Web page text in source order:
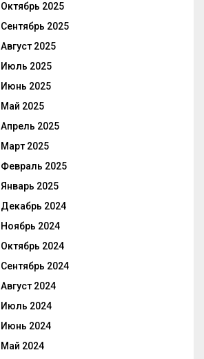
Октябрь 2025
Сентябрь 2025
Август 2025
Июль 2025
Июнь 2025
Май 2025
Апрель 2025
Март 2025
Февраль 2025
Январь 2025
Декабрь 2024
Ноябрь 2024
Октябрь 2024
Сентябрь 2024
Август 2024
Июль 2024
Июнь 2024
Май 2024